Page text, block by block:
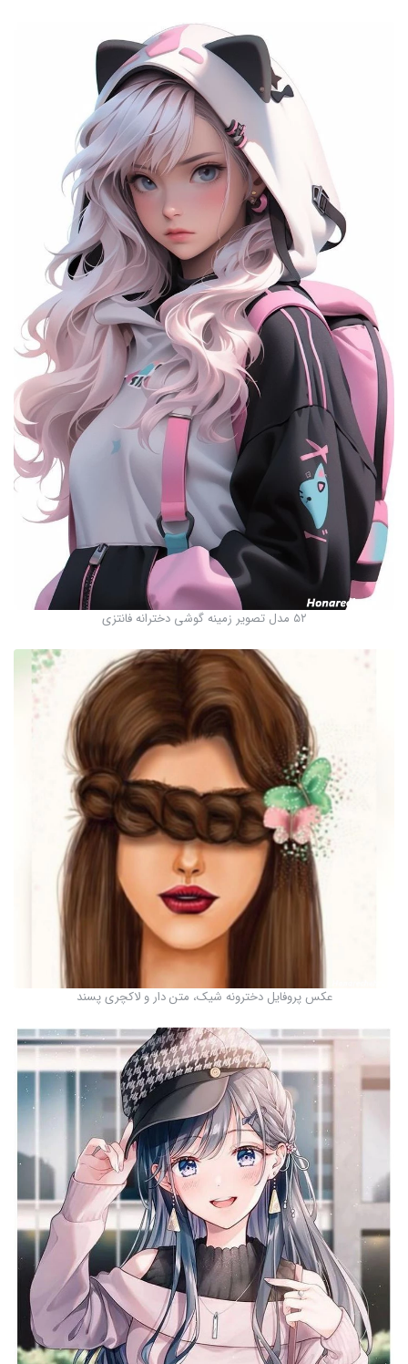
۵۲ مدل تصویر زمینه گوشی دخترانه فانتزی
عکس پروفایل دخترونه شیک، متن دار و لاکچری پسند